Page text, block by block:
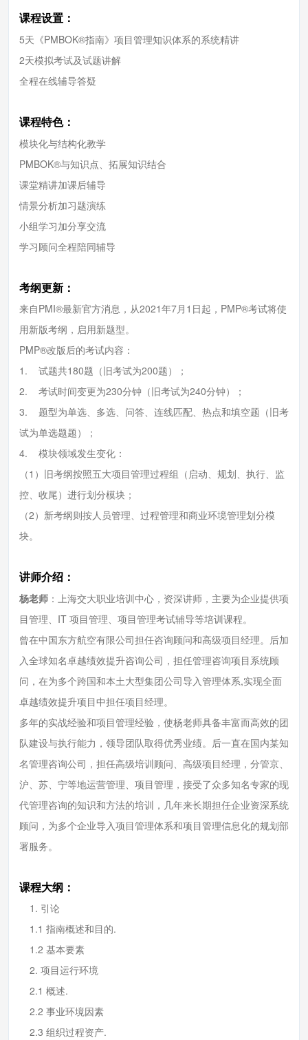
课程设置：
5天《PMBOK®指南》项目管理知识体系的系统精讲
2天模拟考试及试题讲解
全程在线辅导答疑
课程特色：
模块化与结构化教学
PMBOK®与知识点、拓展知识结合
课堂精讲加课后辅导
情景分析加习题演练
小组学习加分享交流
学习顾问全程陪同辅导
考纲更新：
来自PMI®最新官方消息，从2021年7月1日起，PMP®考试将使
用新版考纲，启用新题型。
PMP®改版后的考试内容：
1. 试题共180题（旧考试为200题）；
2. 考试时间变更为230分钟（旧考试为240分钟）；
3. 题型为单选、多选、问答、连线匹配、热点和填空题（旧考
试为单选题题）；
4. 模块领域发生变化：
（1）旧考纲按照五大项目管理过程组（启动、规划、执行、监
控、收尾）进行划分模块；
（2）新考纲则按人员管理、过程管理和商业环境管理划分模
块。
讲师介绍：
杨老师 ：上海交大职业培训中心，资深讲师，主要为企业提供项
目管理、IT 项目管理、项目管理考试辅导等培训课程。
曾在中国东方航空有限公司担任咨询顾问和高级项目经理。后加
入全球知名卓越绩效提升咨询公司，担任管理咨询项目系统顾
问，在为多个跨国和本土大型集团公司导入管理体系,实现全面
卓越绩效提升项目中担任项目经理。
多年的实战经验和项目管理经验，使杨老师具备丰富而高效的团
队建设与执行能力，领导团队取得优秀业绩。后一直在国内某知
名管理咨询公司，担任高级培训顾问、高级项目经理，分管京、
沪、苏、宁等地运营管理、项目管理，接受了众多知名专家的现
代管理咨询的知识和方法的培训，几年来长期担任企业资深系统
顾问，为多个企业导入项目管理体系和项目管理信息化的规划部
署服务。
课程大纲：
1. 引论
1.1 指南概述和目的.
1.2 基本要素
2. 项目运行环境
2.1 概述.
2.2 事业环境因素
2.3 组织过程资产.